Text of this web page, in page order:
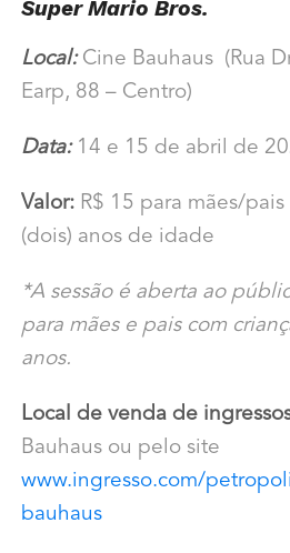
Super Mario Bros.
Local: Cine Bauhaus (Rua
Earp, 88 – Centro)
Data: 14 e 15 de abril de
Valor:R$ 15 para mães/
(dois) anos de idade
*A sessão é aberta ao
para mães e pais com
anos.
Local de venda de
Bauhaus ou pelo site
www.ingresso.com/
bauhaus